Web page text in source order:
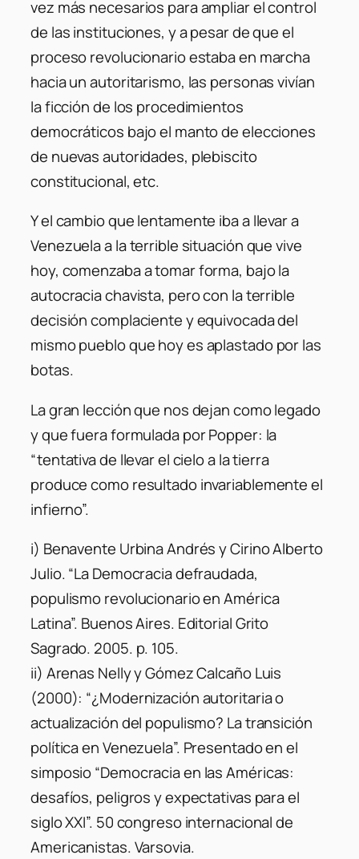
vez más necesarios para ampliar el control
de las instituciones, y a pesar de que el
proceso revolucionario estaba en marcha
hacia un autoritarismo, las personas vivían
la ficción de los procedimientos
democráticos bajo el manto de elecciones
de nuevas autoridades, plebiscito
constitucional, etc.
Y el cambio que lentamente iba a llevar a
Venezuela a la terrible situación que vive
hoy, comenzaba a tomar forma, bajo la
autocracia chavista, pero con la terrible
decisión complaciente y equivocada del
mismo pueblo que hoy es aplastado por las
botas.
La gran lección que nos dejan como legado
y que fuera formulada por Popper: la
“tentativa de llevar el cielo a la tierra
produce como resultado invariablemente el
infierno”.
i) Benavente Urbina Andrés y Cirino Alberto
Julio. “La Democracia defraudada,
populismo revolucionario en América
Latina”. Buenos Aires. Editorial Grito
Sagrado. 2005. p. 105.
ii) Arenas Nelly y Gómez Calcaño Luis
(2000): “¿Modernización autoritaria o
actualización del populismo? La transición
política en Venezuela”. Presentado en el
simposio “Democracia en las Américas:
desafíos, peligros y expectativas para el
siglo XXI”. 50 congreso internacional de
Americanistas. Varsovia.